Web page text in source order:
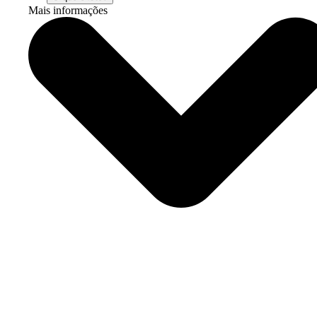
Mais informações